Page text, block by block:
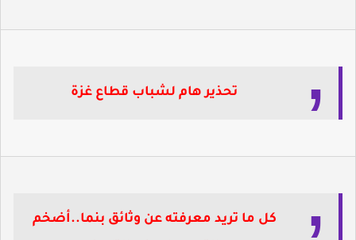
تحذير هام لشباب قطاع غزة
كل ما تريد معرفته عن وثائق بنما..أضخم